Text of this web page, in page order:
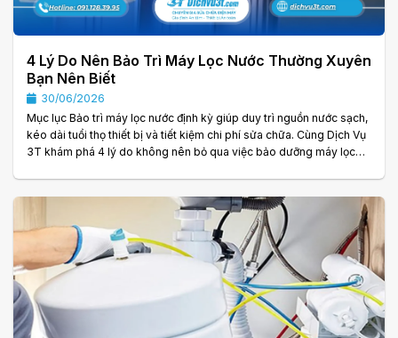
4 Lý Do Nên Bảo Trì Máy Lọc Nước Thường Xuyên
Bạn Nên Biết
30/06/2026
Mục lục Bảo trì máy lọc nước định kỳ giúp duy trì nguồn nước sạch,
kéo dài tuổi thọ thiết bị và tiết kiệm chi phí sửa chữa. Cùng Dịch Vụ
3T khám phá 4 lý do không nên bỏ qua việc bảo dưỡng máy lọc
nước sạch cho gia đình. Tuy nhiên, sau thời gian dài sử dụng, các
lõi lọc, đường ống, bơm và nhiều linh kiện bên trong sẽ dần. . .